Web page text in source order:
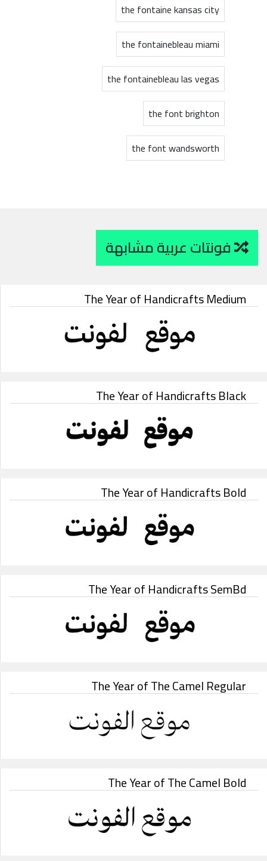
the fontaine kansas city
the fontainebleau miami
the fontainebleau las vegas
the font brighton
the font wandsworth
The Year of Handicrafts Medium
The Year of Handicrafts Black
The Year of Handicrafts Bold
The Year of Handicrafts SemBd
The Year of The Camel Regular
The Year of The Camel Bold